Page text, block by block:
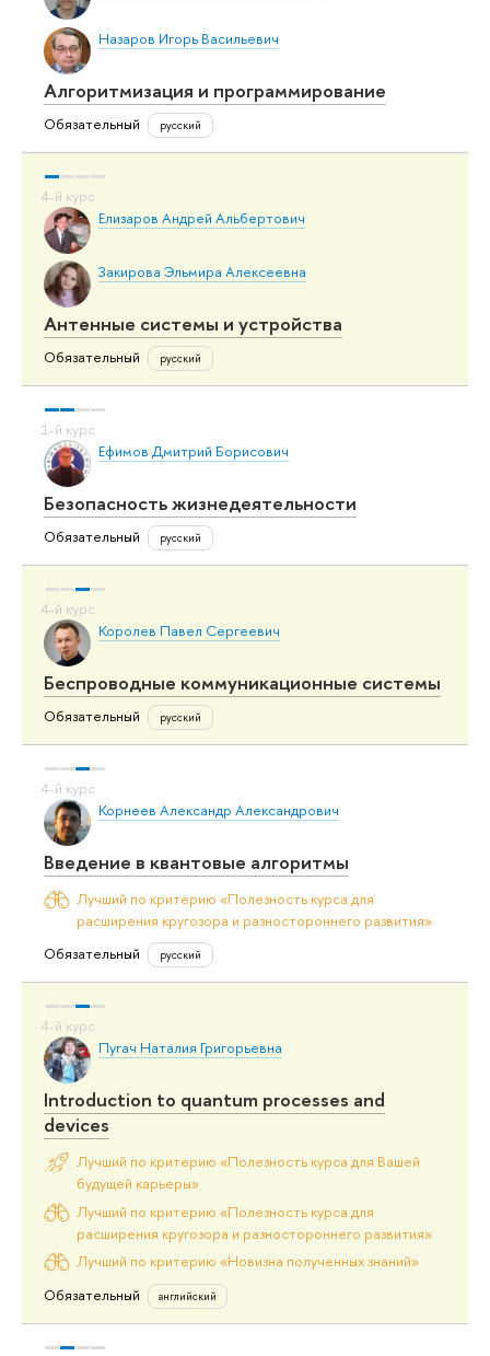
Назаров Игорь Васильевич
Алгоритмизация и программирование
Обязательный русский
Елизаров Андрей Альбертович
Закирова Эльмира Алексеевна
Антенные системы и устройства
Обязательный русский
Ефимов Дмитрий Борисович
Безопасность жизнедеятельности
Обязательный русский
Королев Павел Сергеевич
Беспроводные коммуникационные системы
Обязательный русский
Корнеев Александр Александрович
Введение в квантовые алгоритмы
Лучший по критерию «Полезность курса для
расширения кругозора и разностороннего развития»
Обязательный
русский
Пугач Наталия Григорьевна
Introduction to quantum processes and
devices
Лучший по критерию «Полезность курса для Вашей
будущей карьеры»
Лучший по критерию «Полезность курса для
расширения кругозора и разностороннего развития»
Лучший по критерию «Новизна полученных знаний»
Обязательный
английский